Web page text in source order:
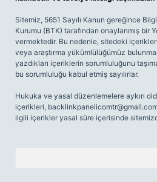
Sitemiz, 5651 Sayılı Kanun gereğince
Kurumu (BTK) tarafından onaylanmış bir
vermektedir. Bu nedenle, sitedeki
veya araştırma yükümlülüğümüz
yazdıkları içeriklerin sorumluluğunu
bu sorumluluğu kabul etmiş sayılırlar.
Hukuka ve yasal düzenlemelere aykırı
içerikleri,
ilgili içerikler yasal süre içerisinde